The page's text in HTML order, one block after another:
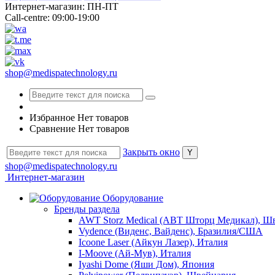
Интернет-магазин: ПН-ПТ
Call-centre: 09:00-19:00
shop@medispatechnology.ru
Избранное Нет товаров
Сравнение Нет товаров
Закрыть окно
shop@medispatechnology.ru
Интернет-магазин
Оборудование
Бренды раздела
AWT Storz Medical (АВТ Шторц Медикал),
Vydence (Виденс, Вайденс), Бразилия/США
Icoone Laser (Айкун Лазер), Италия
I-Moove (Ай-Мув), Италия
Iyashi Dome (Яши Дом), Япония